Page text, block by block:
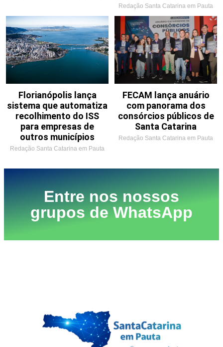
Redação Santa Catarina em Pauta
Florianópolis lança
sistema que automatiza
recolhimento do ISS
para empresas de
outros municípios
Redação Santa Catarina em Pauta
FECAM lança anuário
com panorama dos
consórcios públicos de
Santa Catarina
Redação Santa Catarina em Pauta
Entre nos nossos
grupos de WhatsApp